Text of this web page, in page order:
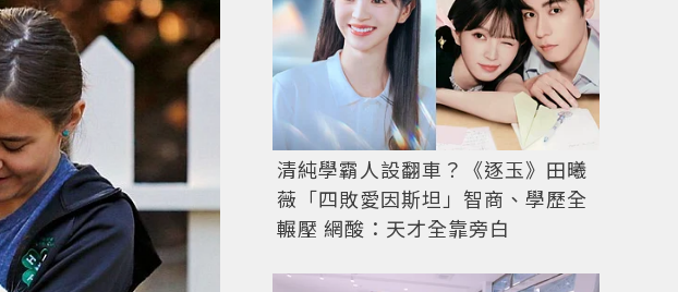
清純學霸人設翻車？《逐玉》田曦
薇「四敗愛因斯坦」智商、學歷全
輾壓 網酸：天才全靠旁白